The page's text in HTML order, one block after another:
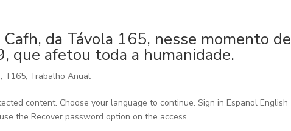
da Távola 165, nesse momento de
que afetou toda a humanidade.
, T165, Trabalho Anual
content. Choose your language to continue. Sign in Espanol English
the Recover password option on the access...